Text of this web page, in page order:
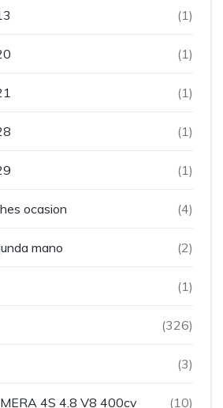
(1)
(1)
(1)
(1)
(1)
ocasion (4)
mano (2)
(1)
(326)
(3)
4S 4.8 V8 400cv (10)